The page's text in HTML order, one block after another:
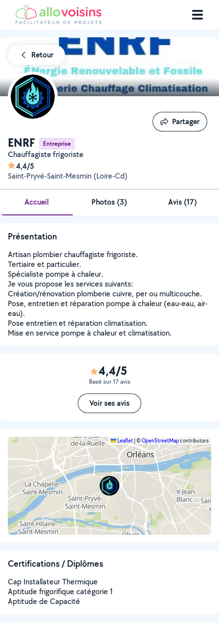
Retour
ENRF Entreprise
Chauffagiste frigoriste
4,4/5
Saint-Pryvé-Saint-Mesmin (Loire-Cd)
Partager
Partager
Accueil Photos (3) Avis (17)
Présentation
Artisan plombier chauffagiste frigoriste.
Tertiaire et particulier.
Spécialiste pompe à chaleur.
Je vous propose les services suivants:
Création/rénovation plomberie cuivre, per ou multicouche.
Pose, entretien et réparation pompe à chaleur (eau-eau, air-
eau).
Pose entretien et réparation climatisation.
Mise en service pompe à chaleur et climatisation.
4,4/5
Basé sur 17 avis
Voir ses avis
Leaflet ©OpenStreetMapcontributors
Certifications / Diplômes
Cap Installateur Thermique
Aptitude frigorifique catégorie 1
Aptitude de Capacité